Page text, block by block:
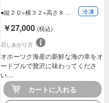
●縦２０×横３２×高さ８
冷凍
￥27,000 (税込)
召しあがり方
オホーツク海産の新鮮な海の幸をオ
ードブルで贅沢に味わってくださ
い…
カートに入れる